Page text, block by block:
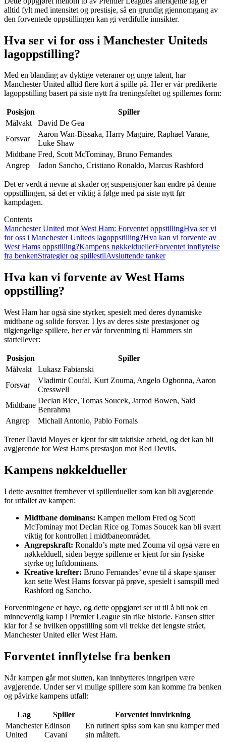
alltid fylt med intensitet og prestisje, så en grundig gjennomgang av
den forventede oppstillingen kan gi verdifulle innsikter.
Hva ser vi for oss i Manchester Uniteds
lagoppstilling?
Med en blanding av dyktige veteraner og unge talent, har
Manchester United alltid flere kort å spille på. Her er vår predikerte
lagoppstilling basert på siste nytt fra treningsfeltet og spillernes form:
Posisjon
Spiller
Målvakt
David De Gea
Forsvar
Aaron Wan-Bissaka, Harry Maguire, Raphael Varane,
Luke Shaw
Midtbane Fred, Scott McTominay, Bruno Fernandes
Angrep
Jadon Sancho, Cristiano Ronaldo, Marcus Rashford
Det er verdt å nevne at skader og suspensjoner kan endre på denne
oppstillingen, så det er viktig å følge med på siste nytt før
kampdagen.
Contents
Manchester United mot West Ham: Forventet oppstillingHva ser vi
for oss i Manchester Uniteds lagoppstilling?Hva kan vi forvente av
West Hams oppstilling?Kampens nøkkelduellerForventet innflytelse
fra benkenStrategier og spillestilAvsluttende tanker
Hva kan vi forvente av West Hams
oppstilling?
West Ham har også sine styrker, spesielt med deres dynamiske
midtbane og solide forsvar. I lys av deres siste prestasjoner og
tilgjengelige spillere, her er vår forventning til Hammers sin
startellever:
Posisjon
Spiller
Målvakt
Lukasz Fabianski
Forsvar
Vladimir Coufal, Kurt Zouma, Angelo Ogbonna, Aaron
Cresswell
Midtbane
Declan Rice, Tomas Soucek, Jarrod Bowen, Said
Benrahma
Angrep
Michail Antonio, Pablo Fornals
Trener David Moyes er kjent for sitt taktiske arbeid, og det kan bli
avgjørende for West Hams prestasjon mot Red Devils.
Kampens nøkkeldueller
I dette avsnittet fremhever vi spillerdueller som kan bli avgjørende
for utfallet av kampen:
Midtbane dominans: Kampen mellom Fred og Scott
McTominay mot Declan Rice og Tomas Soucek kan bli svært
viktig for kontrollen i midtbaneområdet.
Angrepskraft: Ronaldo’s møte med Zouma vil også være en
nøkkelduell, siden begge spillerne er kjent for sin fysiske
styrke og luftdominans.
Kreative krefter: Bruno Fernandes’ evne til å skape sjanser
kan sette West Hams forsvar på prøve, spesielt i samspill med
Rashford og Sancho.
Forventningene er høye, og dette oppgjøret ser ut til å bli nok en
minneverdig kamp i Premier League sin rike historie. Fansen sitter
klar for å se hvilken oppstilling som vil trekke det lengste strået,
Manchester United eller West Ham.
Forventet innflytelse fra benken
Når kampen går mot slutten, kan innbytteres inngripen være
avgjørende. Under ser vi mulige spillere som kan komme fra benken
og påvirke kampens utfall:
Lag Spiller
Forventet innvirkning
Manchester
United
Edinson
Cavani
En rutinert spiss som kan snu kamper med
sin målteft.